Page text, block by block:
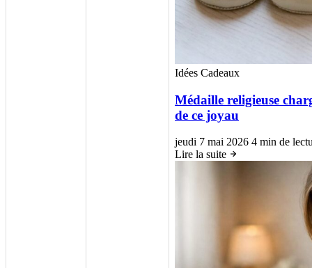
Idées Cadeaux
Médaille religieuse
de ce joyau
jeudi 7 mai 2026 4 min de
Lire la suite